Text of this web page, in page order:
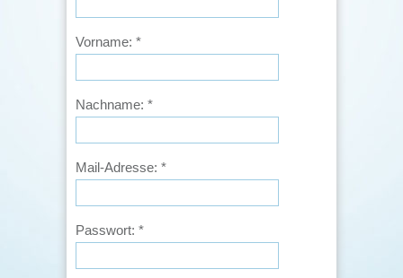
Vorname: *
Nachname: *
Mail-Adresse: *
Passwort: *